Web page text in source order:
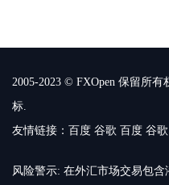
2005-2023 © FXOpen 保留所
标.
友情链接： 百度 谷歌 百度 谷歌
风险警示: 在外汇市场交易包